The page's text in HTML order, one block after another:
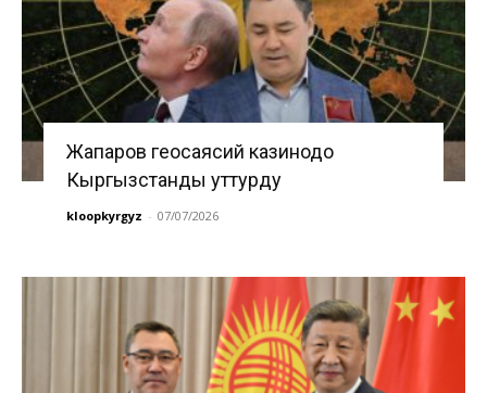
Жапаров геосаясий казинодо
Кыргызстанды уттурду
kloopkyrgyz - 07/07/2026